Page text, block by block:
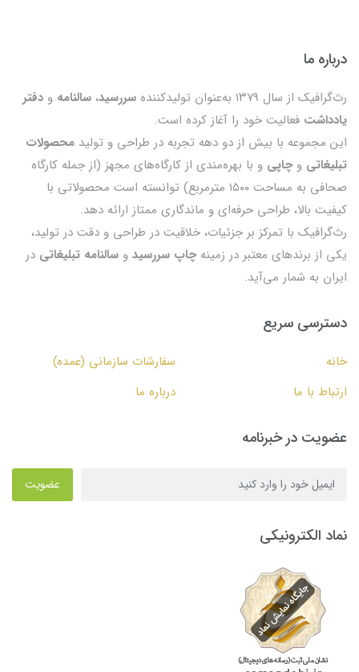
درباره ما
رث‌گرافیک از سال ۱۳۷۹ به‌عنوان تولیدکننده سررسید، سالنامه و دفتر
یادداشت فعالیت خود را آغاز کرده است.
این مجموعه با بیش از دو دهه تجربه در طراحی و تولید محصولات
تبلیغاتی وچاپی و با بهره‌مندی از کارگاه‌های مجهز (از جمله کارگاه
صحافی به مساحت ۱۵۰۰ مترمربع) توانسته است محصولاتی با
کیفیت بالا، طراحی حرفه‌ای و ماندگاری ممتاز ارائه دهد.
رث‌گرافیک با تمرکز بر جزئیات، خلاقیت در طراحی و دقت در تولید،
یکی از برندهای معتبر در زمینهچاپ سررسید و سالنامه تبلیغاتی در
ایران به شمار می‌آید.
دسترسی سریع
خانه
سفارشات سازمانی (عمده)
ارتباط با ما
درباره ما
عضویت در خبرنامه
عضویت
نماد الکترونیکی